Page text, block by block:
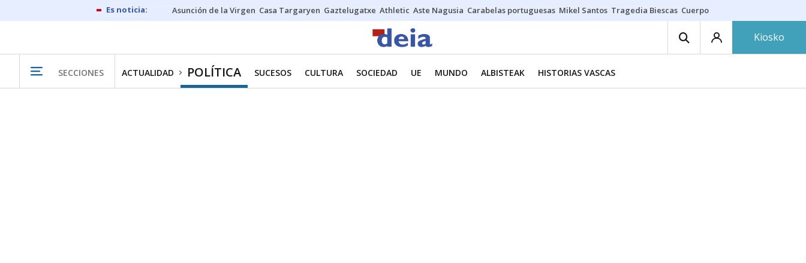
Asunción de la Virgen Casa Targaryen Gaztelugatxe Athletic Aste Nagusia Carabelas portuguesas Mikel Santos Tragedia Biescas Cuerpo ría
Kiosko
SECCIONES ACTUALIDAD POLÍTICA SUCESOS CULTURA SOCIEDAD UE MUNDO ALBISTEAK HISTORIAS VASCAS